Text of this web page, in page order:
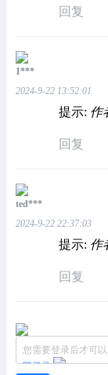
回复
1***
2024-9-22 13:52:01
提示: 作
回复
ted***
2024-9-22 22:37:03
提示: 作
回复
您需要登录后才可
即登录